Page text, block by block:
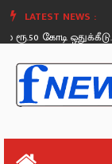
LATEST NEWS :
கோடி ஒதுக்கீடு.
Saturday, August